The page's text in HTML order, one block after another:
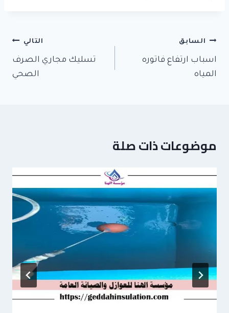
تصفّح
المقالات
السابق
اسباب ارتفاع فاتوره
المياه
التالي
تسليك مجاري الصرف
الصحي
موضوعات ذات صلة